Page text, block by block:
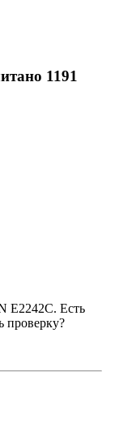
1191
E2242C. Есть
проверку?